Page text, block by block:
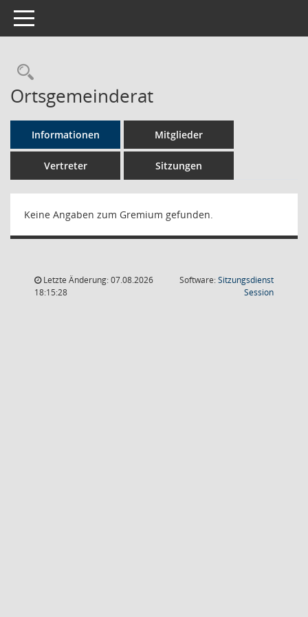
Toggle navigation
Rechercheauswahl
Ortsgemeinderat
Informationen Mitglieder
Vertreter Sitzungen
Keine Angaben zum Gremium gefunden.
Letzte Änderung: 07.08.2026
18:15:28
Software:Sitzungsdienst
Session(Wird in